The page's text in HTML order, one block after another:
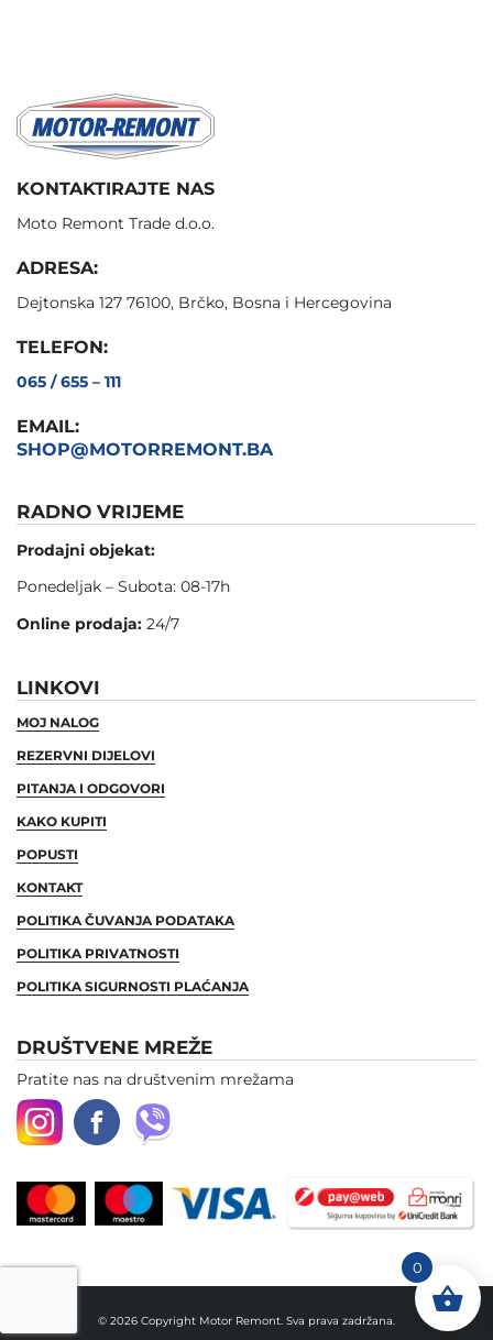
KONTAKTIRAJTE NAS
Moto Remont Trade d.o.o.
ADRESA:
Dejtonska 127 76100, Brčko, Bosna i Hercegovina
TELEFON:
065 / 655 – 111
EMAIL:
SHOP@MOTORREMONT.BA
RADNO VRIJEME
Prodajni objekat:
Ponedeljak – Subota: 08-17h
Online prodaja: 24/7
LINKOVI
MOJ NALOG
REZERVNI DIJELOVI
PITANJA I ODGOVORI
KAKO KUPITI
POPUSTI
KONTAKT
POLITIKA ČUVANJA PODATAKA
POLITIKA PRIVATNOSTI
POLITIKA SIGURNOSTI PLAĆANJA
DRUŠTVENE MREŽE
Pratite nas na društvenim mrežama
© 2026 Copyright Motor Remont. Sva prava zadržana.
0